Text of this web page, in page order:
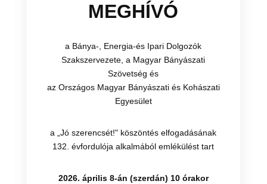
MEGHÍVÓ
a Bánya-, Energia-és Ipari Dolgozók
Szakszervezete, a Magyar Bányászati
Szövetség és
az Országos Magyar Bányászati és Kohászati
Egyesület
a „Jó szerencsét!" köszöntés elfogadásának
132. évfordulója alkalmából emlékülést tart
2026. április 8-án (szerdán) 10 órakor